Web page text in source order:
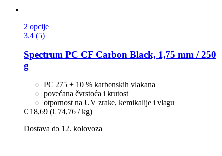
2 opcije
3.4 (5)
Spectrum PC CF Carbon Black, 1,75 mm / 250
g
PC 275 + 10 % karbonskih vlakana
povećana čvrstoća i krutost
otpornost na UV zrake, kemikalije i vlagu
€ 18,69 (€ 74,76 / kg)
Dostava do 12. kolovoza